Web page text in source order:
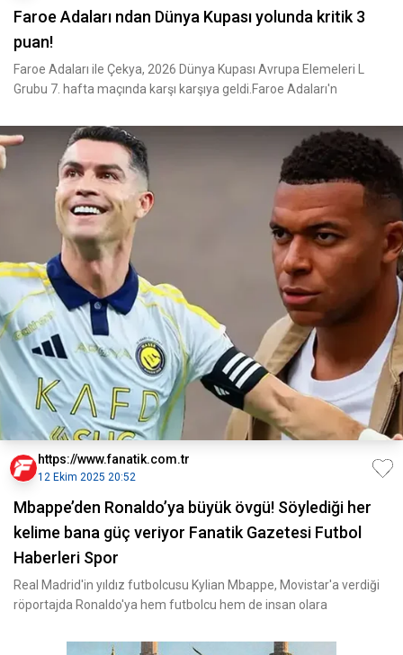
Faroe Adaları ndan Dünya Kupası yolunda kritik 3
puan!
Faroe Adaları ile Çekya, 2026 Dünya Kupası Avrupa Elemeleri L
Grubu 7. hafta maçında karşı karşıya geldi.Faroe Adaları'n
https://www.fanatik.com.tr
12 Ekim 2025 20:52
Mbappe’den Ronaldo’ya büyük övgü! Söylediği her
kelime bana güç veriyor Fanatik Gazetesi Futbol
Haberleri Spor
Real Madrid'in yıldız futbolcusu Kylian Mbappe, Movistar'a verdiği
röportajda Ronaldo'ya hem futbolcu hem de insan olara